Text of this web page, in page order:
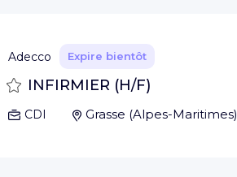
Adecco Expire bientôt
Sauvegarder
INFIRMIER (H/F)
CDI Grasse (Alpes-Maritimes)